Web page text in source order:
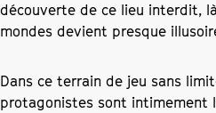
découverte de ce lieu interdit,
mondes devient presque
Dans ce terrain de jeu sans
protagonistes sont intimement